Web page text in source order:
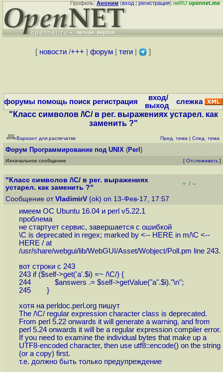
Профиль:Аноним(вход|регистрация)неRUopennet.me
[ новости/+++ форум| теги| ]
форумы помощь поиск регистрация
вход/
выход
слежка
"Класс символов /\C/ в рег. выражениях устарел. как
заменить ?"
Вариант для распечатки Пред. тема | След. тема
Форум Программирование под UNIX (Perl )
Изначальное сообщение [ Отслеживать ]
"Класс символов /\C/ в рег. выражениях
устарел. как заменить ?"
+ / –
Сообщение от VladimirV (ok) on 13-Фев-17, 17:57
имеем ОС Ubuntu 16.04 и perl v5.22.1
проблема
не стартует сервис, завершается с ошибкой
\C is deprecated in regex; marked by <-- HERE in m/\C <--
HERE / at
/usr/share/webgui/lib/WebGUI/Asset/Wobject/Poll.pm line 243.
вот строки с 243
243 if ($self->get('a'.$i) =~ /\C/) {
244 $answers .= $self->getValue("a".$i)."\n";
245 }
хотя на perldoc.perl.org пишут
The /\C/ regular expression character class is deprecated.
From perl 5.22 onwards it will generate a warning, and from
perl 5.24 onwards it will be a regular expression compiler error.
If you need to examine the individual bytes that make up a
UTF8-encoded character, then use utf8::encode() on the string
(or a copy) first.
т.е. должно быть только предупреждение